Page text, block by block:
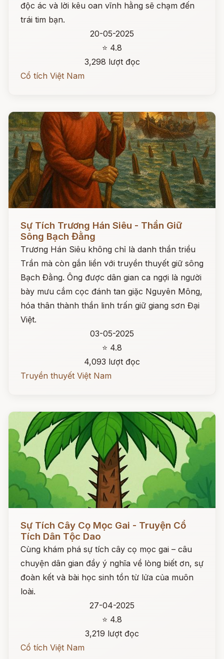
độc ác và lời kêu oan vĩnh hằng sẽ chạm đến
trái tim bạn.
20-05-2025
⭐ 4.8
3,298 lượt đọc
Cổ tích Việt Nam
Sự Tích Trương Hán Siêu - Thần Giữ
Sông Bạch Đằng
Trương Hán Siêu không chỉ là danh thần triều
Trần mà còn gắn liền với truyền thuyết giữ sông
Bạch Đằng. Ông được dân gian ca ngợi là người
bày mưu cắm cọc đánh tan giặc Nguyên Mông,
hóa thân thành thần linh trấn giữ giang sơn Đại
Việt.
03-05-2025
⭐ 4.8
4,093 lượt đọc
Truyền thuyết Việt Nam
Sự Tích Cây Cọ Mọc Gai - Truyện Cổ
Tích Dân Tộc Dao
Cùng khám phá sự tích cây cọ mọc gai – câu
chuyện dân gian đầy ý nghĩa về lòng biết ơn, sự
đoàn kết và bài học sinh tồn từ lửa của muôn
loài.
27-04-2025
⭐ 4.8
3,219 lượt đọc
Cổ tích Việt Nam